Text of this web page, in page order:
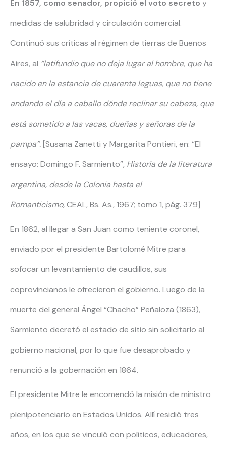
En 1857, como senador, propició el voto secreto y
medidas de salubridad y circulación comercial.
Continuó sus críticas al régimen de tierras de Buenos
Aires, al “latifundio que no deja lugar al hombre, que ha
nacido en la estancia de cuarenta leguas, que no tiene
andando el día a caballo dónde reclinar su cabeza, que
está sometido a las vacas, dueñas y señoras de la
pampa”. [Susana Zanetti y Margarita Pontieri, en: “El
ensayo: Domingo F. Sarmiento”, Historia de la literatura
argentina, desde la Colonia hasta el
Romanticismo,CEAL, Bs. As., 1967; tomo 1, pág. 379]
En 1862, al llegar a San Juan como teniente coronel,
enviado por el presidente Bartolomé Mitre para
sofocar un levantamiento de caudillos, sus
coprovincianos le ofrecieron el gobierno. Luego de la
muerte del general Ángel “Chacho” Peñaloza (1863),
Sarmiento decretó el estado de sitio sin solicitarlo al
gobierno nacional, por lo que fue desaprobado y
renunció a la gobernación en 1864.
El presidente Mitre le encomendó la misión de ministro
plenipotenciario en Estados Unidos. Allí residió tres
años, en los que se vinculó con políticos, educadores,